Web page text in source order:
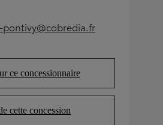
tab)
(Opens in new tab)
ce concessionnaire
(Opens in new tab)
cette concession
(Opens in new tab)